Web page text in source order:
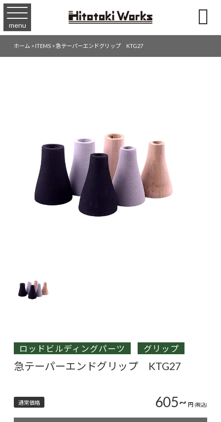
menu 
ホーム>ITEMS>急テーパーエンドグリップ KTG27
ロッドビルディングパーツ グリップ
急テーパーエンドグリップ KTG27
通常価格 605~ 円 (税込)